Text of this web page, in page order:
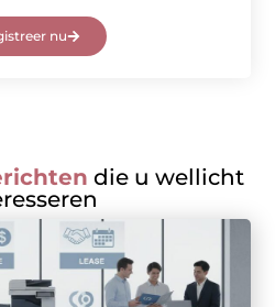
nu
die u wellicht